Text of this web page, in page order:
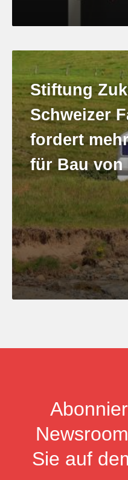
Stiftung
Schweizer
fordert
für Bau von
Sie auf